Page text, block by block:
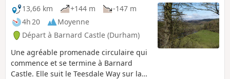
13,66 km
+144 m
-147 m
4h 20
Moyenne
Départ à Barnard Castle (Durham)
Une agréable promenade circulaire qui
commence et se termine à Barnard
Castle. Elle suit le Teesdale Way sur la